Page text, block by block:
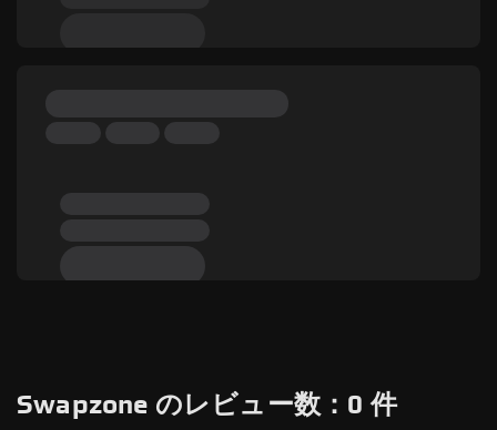
Swapzone のレビュー数：0 件